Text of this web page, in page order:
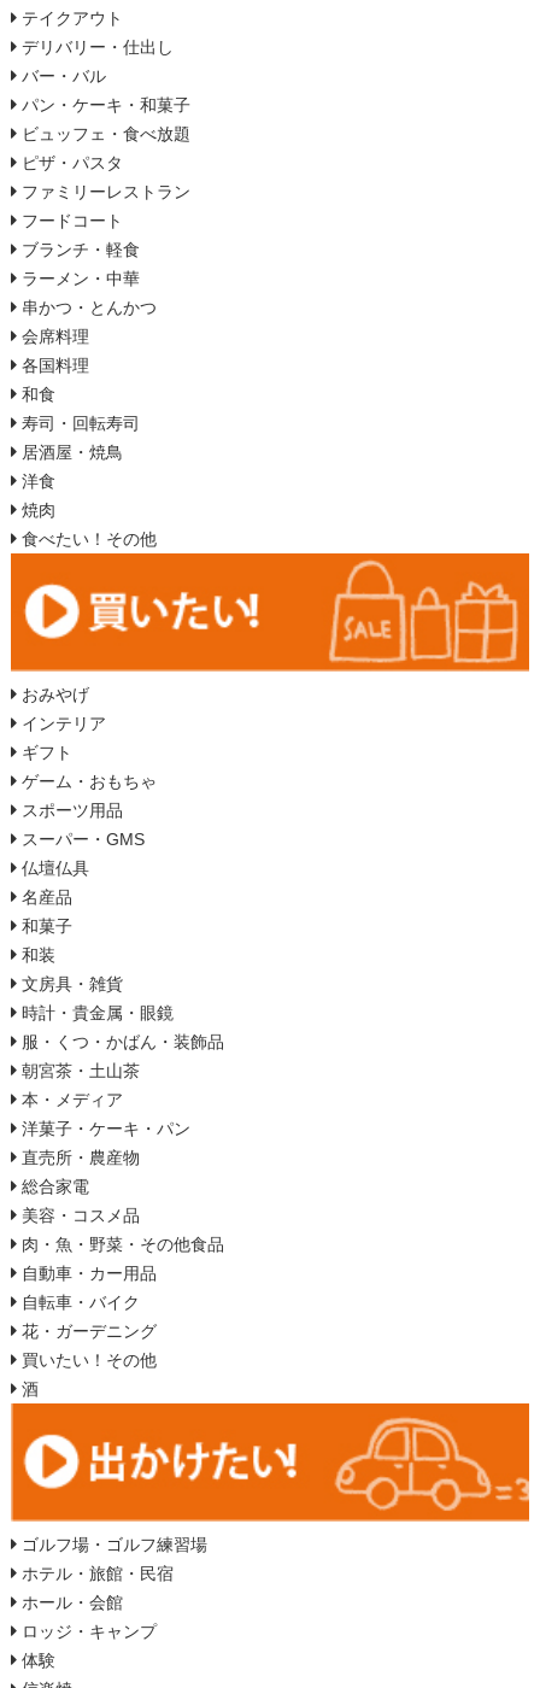
テイクアウト
デリバリー・仕出し
バー・バル
パン・ケーキ・和菓子
ビュッフェ・食べ放題
ピザ・パスタ
ファミリーレストラン
フードコート
ブランチ・軽食
ラーメン・中華
串かつ・とんかつ
会席料理
各国料理
和食
寿司・回転寿司
居酒屋・焼鳥
洋食
焼肉
食べたい！その他
おみやげ
インテリア
ギフト
ゲーム・おもちゃ
スポーツ用品
スーパー・GMS
仏壇仏具
名産品
和菓子
和装
文房具・雑貨
時計・貴金属・眼鏡
服・くつ・かばん・装飾品
朝宮茶・土山茶
本・メディア
洋菓子・ケーキ・パン
直売所・農産物
総合家電
美容・コスメ品
肉・魚・野菜・その他食品
自動車・カー用品
自転車・バイク
花・ガーデニング
買いたい！その他
酒
ゴルフ場・ゴルフ練習場
ホテル・旅館・民宿
ホール・会館
ロッジ・キャンプ
体験